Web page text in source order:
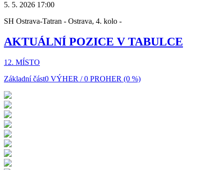
5. 5. 2026 17:00
SH Ostrava-Tatran - Ostrava, 4. kolo -
AKTUÁLNÍ POZICE V TABULCE
12. MÍSTO
Základní část0 VÝHER / 0 PROHER (0 %)